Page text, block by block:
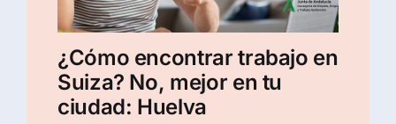
¿Cómo encontrar trabajo en
Suiza? No, mejor en tu
ciudad: Huelva